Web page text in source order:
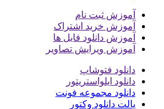
آموزش ثبت نام
آموزش خرید اشتراک
آموزش دانلود فایل ها
آموزش ویرایش تصاویر
دانلود فتوشاپ
دانلود ایلواستریتور
دانلود مجموعه فونت
پالت دانلود وکتور